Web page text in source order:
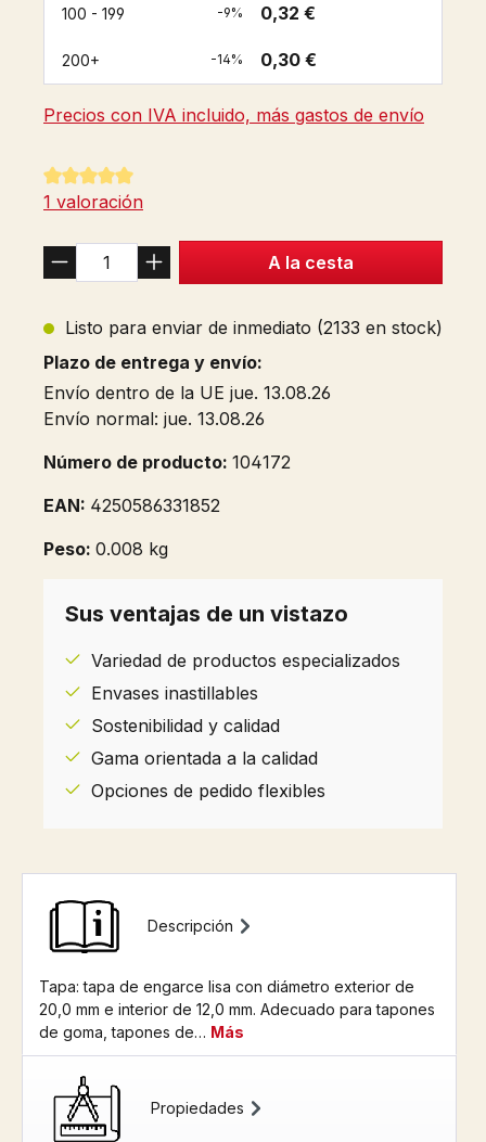
100 - 199 -9% 0,32 €
200+ -14% 0,30 €
Precios con IVA incluido, más gastos de envío
Calificación promedio de 5 de 5 estrellas
1 valoración
A la cesta
Listo para enviar de inmediato (2133 en stock)
Plazo de entrega y envío:
Envío dentro de la UE jue. 13.08.26
Envío normal: jue. 13.08.26
Número de producto: 104172
EAN: 4250586331852
Peso: 0.008 kg
Sus ventajas de un vistazo
Variedad de productos especializados
Envases inastillables
Sostenibilidad y calidad
Gama orientada a la calidad
Opciones de pedido flexibles
Descripción
Tapa: tapa de engarce lisa con diámetro exterior de
20,0 mm e interior de 12,0 mm. Adecuado para tapones
de goma, tapones de… Más
Propiedades